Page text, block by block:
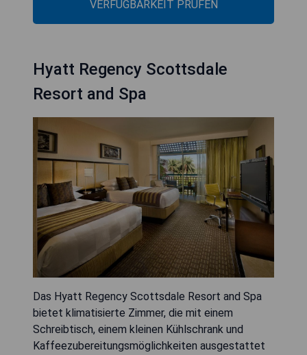
VERFÜGBARKEIT PRÜFEN
Hyatt Regency Scottsdale
Resort and Spa
Das Hyatt Regency Scottsdale Resort and Spa
bietet klimatisierte Zimmer, die mit einem
Schreibtisch, einem kleinen Kühlschrank und
Kaffeezubereitungsmöglichkeiten ausgestattet